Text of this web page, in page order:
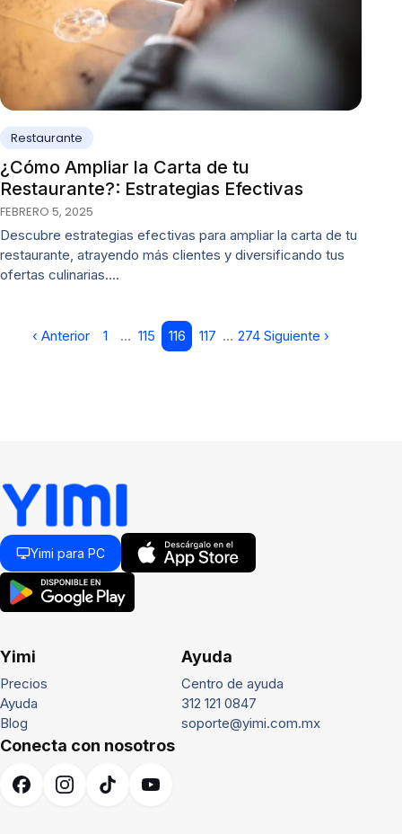
Restaurante
¿Cómo Ampliar la Carta de tu
Restaurante?: Estrategias Efectivas
FEBRERO 5, 2025
Descubre estrategias efectivas para ampliar la carta de tu
restaurante, atrayendo más clientes y diversificando tus
ofertas culinarias.…
‹ Anterior 1 … 115 116 117 … 274 Siguiente ›
Yimi para PC
Yimi
Precios
Ayuda
Blog
Ayuda
Centro de ayuda
312 121 0847
soporte@yimi.com.mx
Conecta con nosotros